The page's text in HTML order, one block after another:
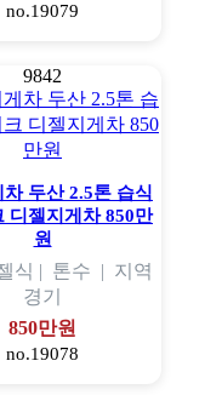
no.19079
9842
두산 2.5톤 습식
디젤지게차 850만
원
식 | 톤수 | 지역
경기
850만원
no.19078